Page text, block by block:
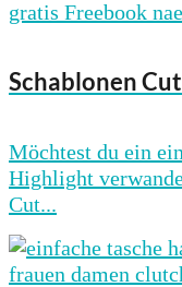
Schablonen
Möchtest du ein
Highlight
Cut...